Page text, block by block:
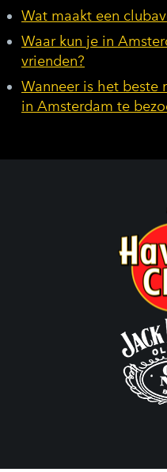
Wat maakt een
Waar kun je in
vrienden?
Wanneer is het
in Amsterdam te